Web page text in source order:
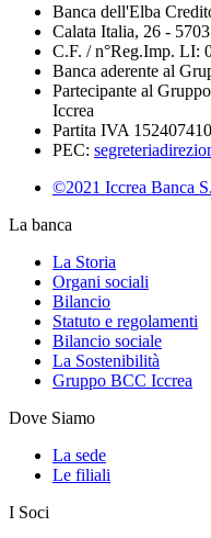
Banca dell'Elba
Calata Italia, 26 -
C.F. / n°Reg.Imp. LI:
Banca aderente al
Partecipante al
Iccrea
Partita IVA
PEC:
©2021 Iccrea Banca
La banca
La Storia
Organi sociali
Bilancio
Statuto e regolamenti
Bilancio sociale
La Sostenibilità
Gruppo BCC Iccrea
Dove Siamo
La sede
Le filiali
I Soci